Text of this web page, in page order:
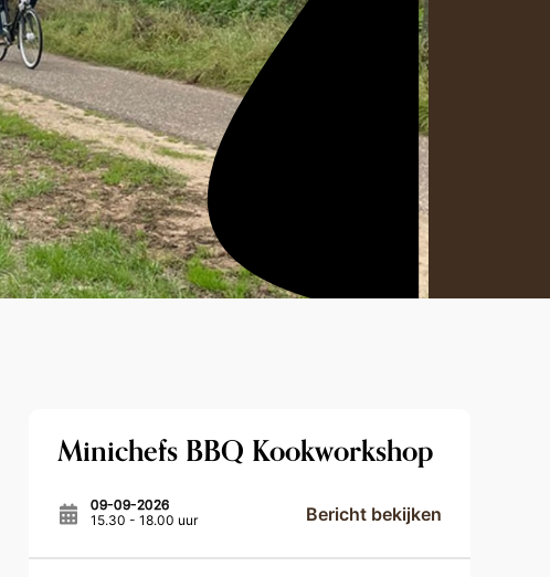
Minichefs BBQ Kookworkshop
09-09-2026
15.30 - 18.00 uur
Bericht bekijken